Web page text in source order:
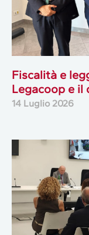
Fiscalità e
Legacoop e il
14 Luglio 2026